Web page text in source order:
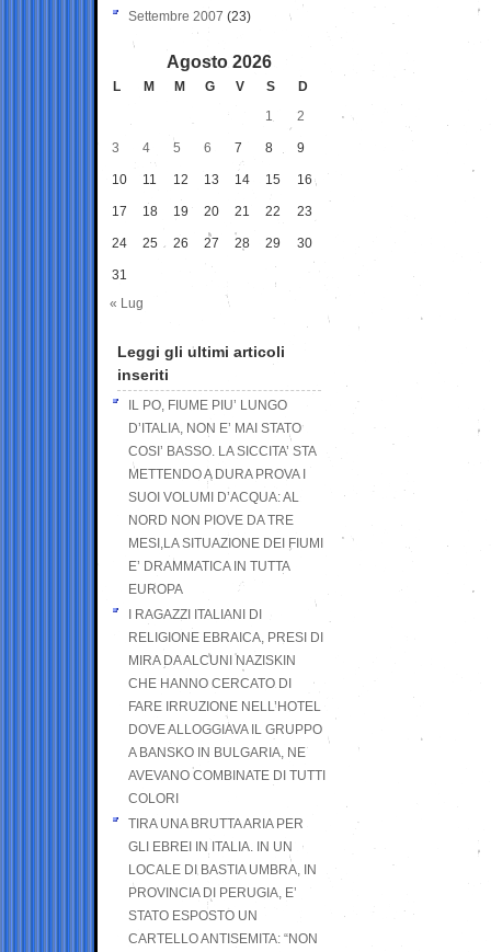
Settembre 2007 (23)
Agosto 2026
L M M G V S
D
1
2
3 4 5 6 7 8 9
10 11 12 13 14 15 16
17 18 19 20 21 22 23
24 25 26 27 28 29 30
31
« Lug
Leggi gli ultimi articoli
inseriti
IL PO, FIUME PIU’ LUNGO
D’ITALIA, NON E’ MAI STATO
COSI’ BASSO. LA SICCITA’ STA
METTENDO A DURA PROVA I
SUOI VOLUMI D’ACQUA: AL
NORD NON PIOVE DA TRE
MESI,LA SITUAZIONE DEI FIUMI
E’ DRAMMATICA IN TUTTA
EUROPA
I RAGAZZI ITALIANI DI
RELIGIONE EBRAICA, PRESI DI
MIRA DA ALCUNI NAZISKIN
CHE HANNO CERCATO DI
FARE IRRUZIONE NELL’HOTEL
DOVE ALLOGGIAVA IL GRUPPO
A BANSKO IN BULGARIA, NE
AVEVANO COMBINATE DI TUTTI
COLORI
TIRA UNA BRUTTA ARIA PER
GLI EBREI IN ITALIA. IN UN
LOCALE DI BASTIA UMBRA, IN
PROVINCIA DI PERUGIA, E’
STATO ESPOSTO UN
CARTELLO ANTISEMITA: “NON